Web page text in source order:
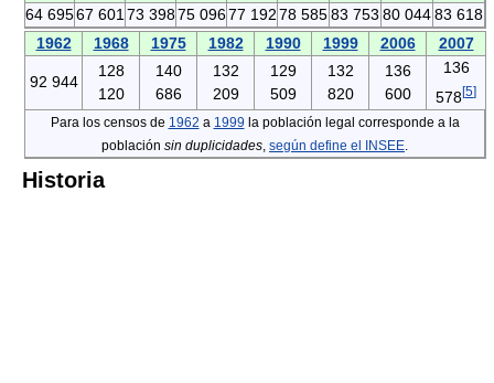
64 69567 601 73 39875 09677 19278 58583 753 80 04483 618
1962
1968 1975 1982 1990 1999 2006 2007
92 944
128
120
140
686
132
209
129
509
132
820
136
600
136
578[5]
Para los censos de 1962 a 1999 la población legal corresponde a la
población sin duplicidades según define el INSEE
Historia